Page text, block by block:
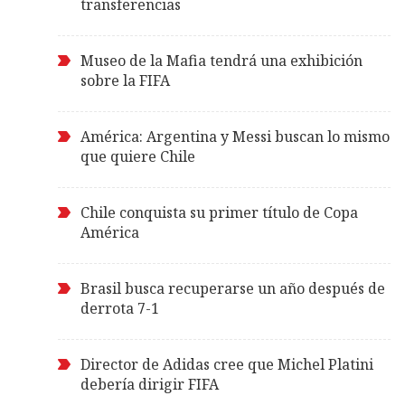
transferencias
Museo de la Mafia tendrá una exhibición
sobre la FIFA
América: Argentina y Messi buscan lo mismo
que quiere Chile
Chile conquista su primer título de Copa
América
Brasil busca recuperarse un año después de
derrota 7-1
Director de Adidas cree que Michel Platini
debería dirigir FIFA